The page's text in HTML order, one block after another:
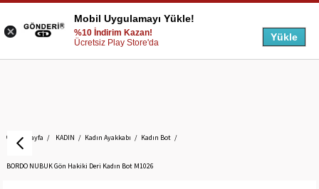
Anasayfa KADIN Kadın Ayakkabı Kadın Bot
BORDO NUBUK Gön Hakiki Deri Kadın Bot M1026
Mobil Uygulamayı Yükle!
%10 İndirim Kazan!
Ücretsiz Play Store'da
Yükle